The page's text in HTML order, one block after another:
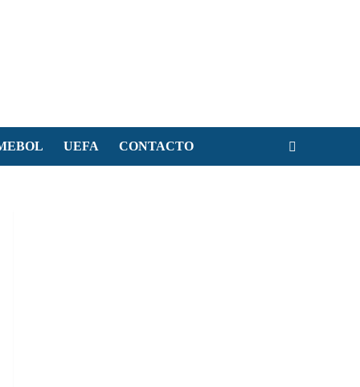
UEFA CONTACTO